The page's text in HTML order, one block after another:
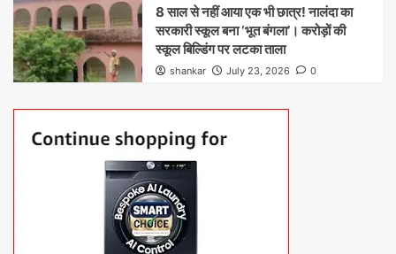
8 साल से नहीं आया एक भी छात्र! नालंदा का
सरकारी स्कूल बना ‘भूत बंगला’। करोड़ों की
स्कूल बिल्डिंग पर लटका ताला
shankar July 23, 2026 0